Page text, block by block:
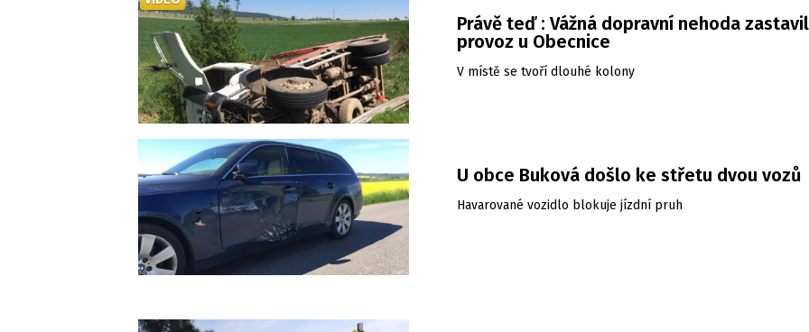
Právě teď : Vážná dopravní nehoda
provoz u Obecnice
V místě se tvoří dlouhé kolony
U obce Buková došlo ke střetu dvou vozů
Havarované vozidlo blokuje jízdní pruh